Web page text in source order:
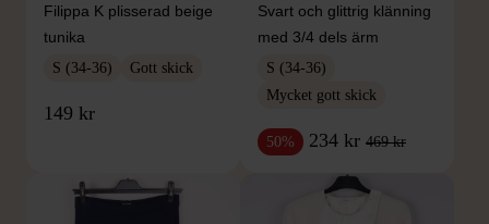
Filippa K plisserad beige
tunika
S (34-36) Gott skick
149 kr
Svart och glittrig klänning
med 3/4 dels ärm
S (34-36)
Mycket gott skick
50% 234 kr 469 kr